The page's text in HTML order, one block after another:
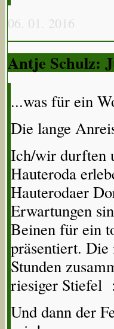
06. 01. 2016
Antje Schulz:
...was für ein
Die lange
Ich/wir durften
Hauteroda
Hauterodaer
Erwartungen
Beinen für ein
präsentiert.
Stunden
riesiger Stiefel
Und dann der